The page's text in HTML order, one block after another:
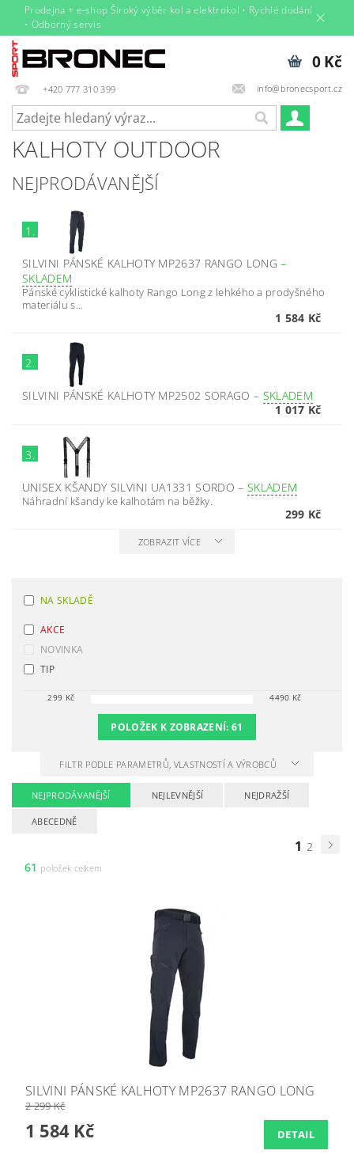
Prodejna + e‑shop Široký výběr kol a elektrokol • Rychlé dodání
• Odborný servis
+420 777 310 399 info@bronecsport.cz
0 Kč
KALHOTY OUTDOOR
NEJPRODÁVANĚJŠÍ
1.
SILVINI PÁNSKÉ KALHOTY MP2637 RANGO LONG–
SKLADEM
Pánské cyklistické kalhoty Rango Long z lehkého a prodyšného
materiálu s...
1 584 Kč
2.
SILVINI PÁNSKÉ KALHOTY MP2502 SORAGO – SKLADEM
1 017 Kč
3.
UNISEX KŠANDY SILVINI UA1331 SORDO– SKLADEM
Náhradní kšandy ke kalhotám na běžky.
299 Kč
ZOBRAZIT VÍCE
NA SKLADĚ
AKCE
NOVINKA
TIP
299 Kč 4490 Kč
POLOŽEK K ZOBRAZENÍ:61
FILTR PODLE PARAMETRŮ, VLASTNOSTÍ A VÝROBCŮ
NEJPRODÁVANĚJŠÍ NEJLEVNĚJŠÍ NEJDRAŽŠÍ
ABECEDNĚ
1 2
61 položek celkem
SILVINI PÁNSKÉ KALHOTY MP2637 RANGO LONG
2 299 Kč
1 584 Kč DETAIL